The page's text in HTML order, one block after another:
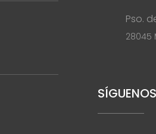
Pso.
28045
SÍGUENOS